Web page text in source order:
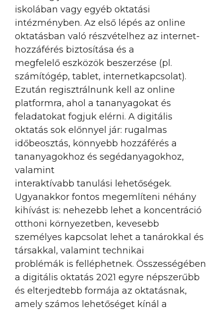
iskolában vagy egyéb oktatási
intézményben. Az első lépés az online
oktatásban való részvételhez az internet-
hozzáférés biztosítása és a
megfelelő eszközök beszerzése (pl.
számítógép, tablet, internetkapcsolat).
Ezután regisztrálnunk kell az online
platformra, ahol a tananyagokat és
feladatokat fogjuk elérni. A digitális
oktatás sok előnnyel jár: rugalmas
időbeosztás, könnyebb hozzáférés a
tananyagokhoz és segédanyagokhoz,
valamint
interaktívabb tanulási lehetőségek.
Ugyanakkor fontos megemlíteni néhány
kihívást is: nehezebb lehet a koncentráció
otthoni környezetben, kevesebb
személyes kapcsolat lehet a tanárokkal és
társakkal, valamint technikai
problémák is felléphetnek. Összességében
a digitális oktatás 2021 egyre népszerűbb
és elterjedtebb formája az oktatásnak,
amely számos lehetőséget kínál a